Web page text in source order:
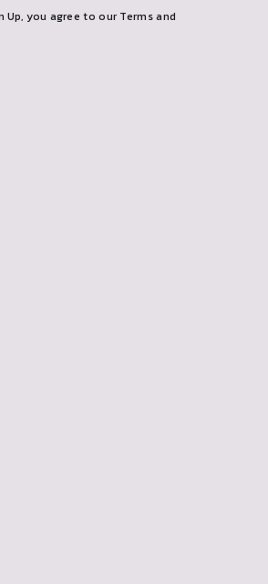
Up, you agree to our Terms and